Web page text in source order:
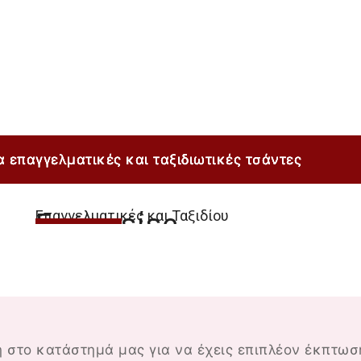
και ταξιδιωτικές τσάντες
και ταξιδιωτικές τσάντες
και ταξιδιωτικές τσάντες
και ταξιδιωτικές τσάντες
Επαγγελματικές και Ταξιδίου
Γυναικείες
στο κατάστημά μας για να έχεις επιπλέον